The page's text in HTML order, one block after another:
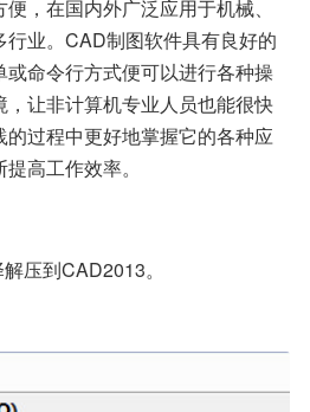
，在国内外广泛应用于机械、
业。CAD制图软件具有良好的
命令行方式便可以进行各种操
让非计算机专业人员也能很快
过程中更好地掌握它的各种应
高工作效率。
压到CAD2013。